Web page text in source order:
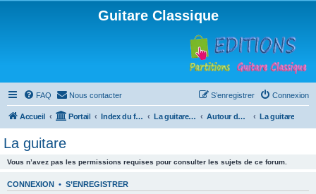
Guitare Classique
FAQ Nous contacter Connexion
S’enregistrer
Accueil Portail Index du forum La guitare : instrument, cours et théorie Autour de la guitare La guitare
La guitare
Vous n’avez pas les permissions requises pour consulter les sujets de ce forum.
CONNEXION • S’ENREGISTRER